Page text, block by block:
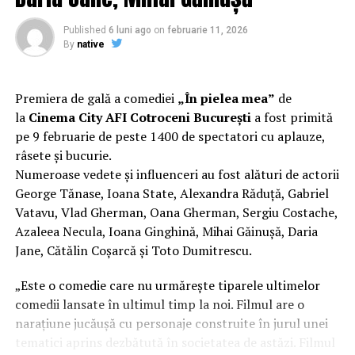
Facultății de Teatru UNATC „I.L.Caragiale” și al
masteratului în regie de film de la MetFilm School
Londra, a colaborat la realizarea primului său
parteAdrian Pădurețu (imagine), Bogdan Ivanovici
(sunet), Anca Miron (scenografie), Francisca Vass
(costume).
O comedie actuală și colorată, filmul„În pielea mea”
are premiera națională pe 10 februarie, distribuit de
T.R.I.B.E. Films.
Mai multe detalii, imagini de la filmări, fragmente din
film și declarații din partea actorilor sunt disponibile pe
paginile social media ale filmului deFacebook,
Instagram,TikTok .
„În Pielea Mea”
este un film produs de: CB MOTION
Published 6 luni ago on februarie 11, 2026
By native
Premiera de gală a comediei „În pielea mea” de
la Cinema City AFI Cotroceni Bucureștia fost primită
pe 9 februarie de peste 1400 de spectatori cu aplauze,
râsete și bucurie.
Numeroase vedete și influenceri au fost alături de actorii
George Tănase, Ioana State, Alexandra Răduță, Gabriel
Vatavu, Vlad Gherman, Oana Gherman, Sergiu Costache,
Azaleea Necula, Ioana Ginghină, Mihai Găinușă, Daria
Jane, Cătălin Coșarcă și Toto Dumitrescu.
„Este o comedie care nu urmărește tiparele ultimelor
comedii lansate în ultimul timp la noi. Filmul are o
narațiune jucăușă cu personaje construite în jurul unei
tematici aprins dezbătută în societatea de astăzi. Filmul